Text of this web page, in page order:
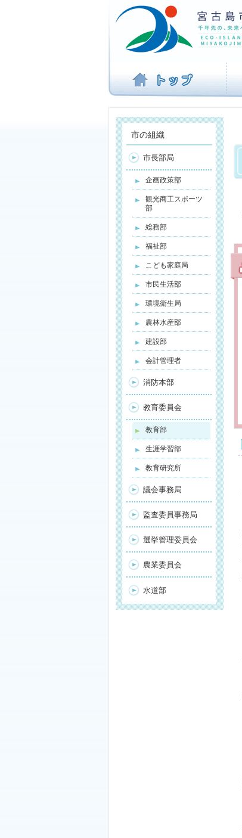
ビ
を
ば
す
市の組織
市長部局
企画政策部
観光商工スポーツ
部
総務部
福祉部
こども家庭局
市民生活部
環境衛生局
農林水産部
建設部
会計管理者
消防本部
教育委員会
教育部
生涯学習部
教育研究所
議会事務局
監査委員事務局
選挙管理委員会
農業委員会
水道部